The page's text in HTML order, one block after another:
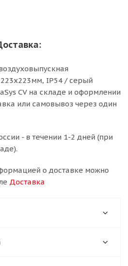
IP54 / серый
CV на складе и оформлении
или самовывоз через один
- в течении 1-2 дней (при
о доставке можно
Доставка